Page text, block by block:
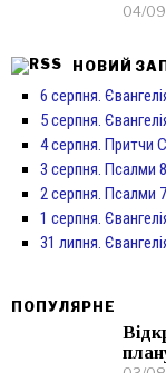
04/
НОВИЙ
6 серпня.
5 серпня.
4 серпня. Притчи
3 серпня. Псалми
2 серпня. Псалми
1 серпня.
31 липня.
ПОПУЛЯРНЕ